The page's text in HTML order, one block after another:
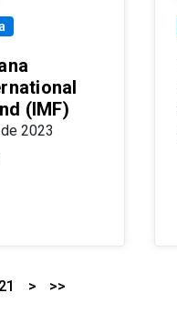
(IMF)
2023
21 > >>